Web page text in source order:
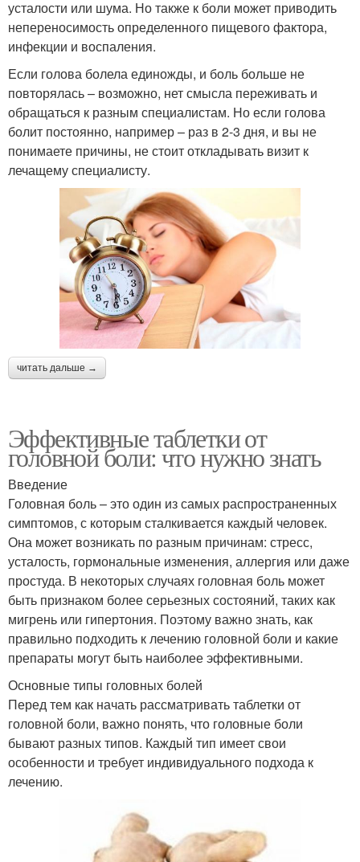
усталости или шума. Но также к боли может приводить
непереносимость определенного пищевого фактора,
инфекции и воспаления.
Если голова болела единожды, и боль больше не
повторялась – возможно, нет смысла переживать и
обращаться к разным специалистам. Но если голова
болит постоянно, например – раз в 2-3 дня, и вы не
понимаете причины, не стоит откладывать визит к
лечащему специалисту.
читать дальше →
Эффективные таблетки от
головной боли: что нужно знать
Введение
Головная боль – это один из самых распространенных
симптомов, с которым сталкивается каждый человек.
Она может возникать по разным причинам: стресс,
усталость, гормональные изменения, аллергия или даже
простуда. В некоторых случаях головная боль может
быть признаком более серьезных состояний, таких как
мигрень или гипертония. Поэтому важно знать, как
правильно подходить к лечению головной боли и какие
препараты могут быть наиболее эффективными.
Основные типы головных болей
Перед тем как начать рассматривать таблетки от
головной боли, важно понять, что головные боли
бывают разных типов. Каждый тип имеет свои
особенности и требует индивидуального подхода к
лечению.